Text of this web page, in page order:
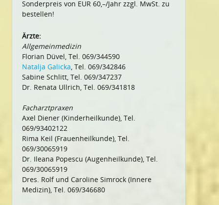
Sonderpreis von EUR 60,–/Jahr zzgl. MwSt. zu
bestellen!
Ärzte:
Allgemeinmedizin
Florian Düvel, Tel. 069/344590
Natalja Galicka, Tel. 069/342846
Sabine Schlitt, Tel. 069/347237
Dr. Renata Ullrich, Tel. 069/341818
Facharztpraxen
Axel Diener (Kinderheilkunde), Tel.
069/93402122
Rima Keil (Frauenheilkunde), Tel.
069/30065919
Dr. Ileana Popescu (Augenheilkunde), Tel.
069/30065919
Dres. Rolf und Caroline Simrock (Innere
Medizin), Tel. 069/346680